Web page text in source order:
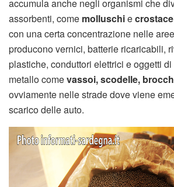
accumula anche negli organismi che
assorbenti, come molluschie
con una certa concentrazione nelle
producono vernici, batterie ricaricabili,
plastiche, conduttori elettrici e oggetti
metallo comevassoi, scodelle,
ovviamente nelle strade dove viene
scarico delle auto.